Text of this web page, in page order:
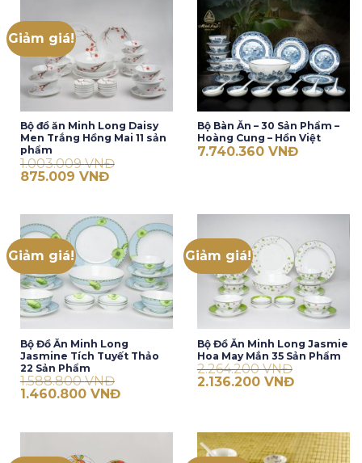
Giảm giá!
Bộ đồ ăn Minh Long Daisy
Men Trắng Hồng Mai 11 sản
phẩm
1.003.009VNĐ
Giá
gốc
875.009 VNĐGiá
875.009 VNĐ.
Bộ Bàn Ăn – 30 Sản Phẩm –
Hoàng Cung – Hồn Việt
7.740.360 VNĐ
Giảm giá!
Bộ Đồ Ăn Minh Long
Jasmine Tích Tuyết Thảo
22 Sản Phẩm
1.588.800VNĐ
Giá
gốc
1.460.800 VNĐGiá
1.460.800 VNĐ.
Giảm giá!
Bộ Đồ Ăn Minh Long Jasmie
Hoa May Mắn 35 Sản Phẩm
2.264.200VNĐ
Giá
gốc
2.136.200 VNĐGiá